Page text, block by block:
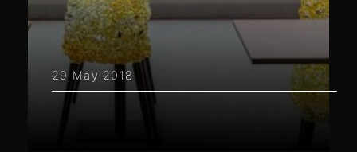
29 May 2018